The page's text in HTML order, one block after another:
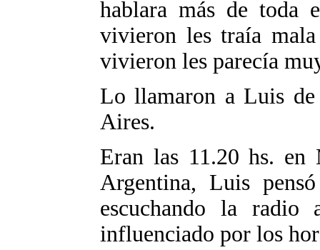
hablara más de toda
vivieron les traía
vivieron les parecía
Lo llamaron a Luis de
Aires.
Eran las 11.20 hs. en
Argentina, Luis
escuchando la
influenciado por los